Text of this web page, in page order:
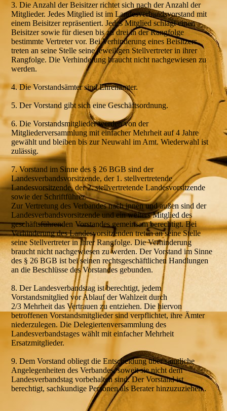
3. Die Anzahl der Beisitzer richtet sich nach der Anzahl der
Mitglieder. Jedes Mitglied ist im Landesverbandsvorstand mit
einem Beisitzer repräsentiert. Jedes Mitglied schlägt einen
Beisitzer sowie für diesen bis zu drei in der Rangfolge
bestimmte Vertreter vor. Bei Verhinderung eines Beisitzers
treten an seine Stelle seine jeweiligen Stellvertreter in ihrer
Rangfolge. Die Verhinderung braucht nicht nachgewiesen zu
werden.
4. Die Vorstandsämter sind Ehrenämter.
5. Der Vorstand gibt sich eine Geschäftsordnung.
6. Die Vorstandsmitglieder werden von der
Mitgliederversammlung mit einfacher Mehrheit auf 4 Jahre
gewählt und bleiben bis zur Neuwahl im Amt. Wiederwahl ist
zulässig.
7. Vorstand im Sinne des § 26 BGB sind der
Landesverbandsvorsitzende, der 1. stellvertretende
Landesvorsitzende, der 2. stellvertretende Landesvorsitzende
sowie der Schriftführer.
Zur Vertretung des Verbandes nach innen und außen sind der
Landesverbandsvorsitzende und ein weiters Mitglied des
geschäftsführenden Vorstandes gemeinsam berechtigt. Bei
Verhinderung des Landesvorsitzenden treten an seine Stelle
seine Stellvertreter in ihrer Rangfolge. Die Verhinderung
braucht nicht nachgewiesen zu werden. Der Vorstand im Sinne
des § 26 BGB ist bei seinen rechtsgeschäftlichen Handlungen
an die Beschlüsse des Vorstandes gebunden.
8. Der Landesverbandstag ist berechtigt, jedem
Vorstandsmitglied vor Ablauf der Wahlzeit durch
2/3 Mehrheit das Vertrauen zu entziehen. Die hiervon
betroffenen Vorstandsmitglieder sind verpflichtet, ihre Ämter
niederzulegen. Die Delegiertenversammlung des
Landesverbandstages wählt mit einfacher Mehrheit
Ersatzmitglieder.
9. Dem Vorstand obliegt die Entscheidung über sämtliche
Angelegenheiten des Verbandes, soweit sie nicht dem
Landesverbandstag vorbehalten sind. Der Vorstand ist
berechtigt, sachkundige Personen als Berater hinzuzuziehen .